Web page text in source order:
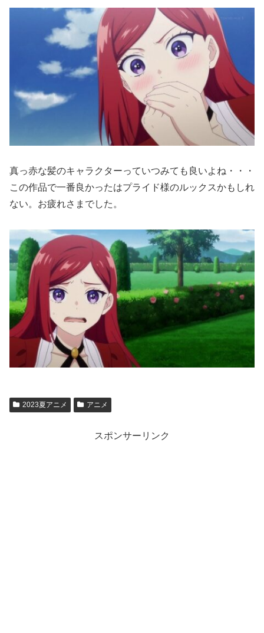
真っ赤な髪のキャラクターっていつみても良いよね・・・
この作品で一番良かったはプライド様のルックスかもしれ
ない。お疲れさまでした。
2023夏アニメ アニメ
スポンサーリンク